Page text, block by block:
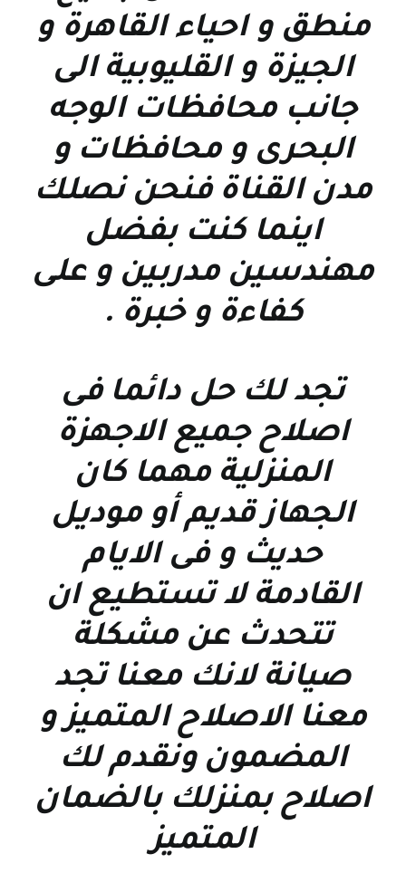
منطق و احياء القاهرة و
الجيزة و القليوبية الى
جانب محافظات الوجه
البحرى و محافظات و
مدن القناة فنحن نصلك
اينما كنت بفضل
مهندسين مدربين و على
كفاءة و خبرة .
تجد لك حل دائما فى
اصلاح جميع الاجهزة
المنزلية مهما كان
الجهاز قديم أو موديل
حديث و فى الايام
القادمة لا تستطيع ان
تتحدث عن مشكلة
صيانة لانك معنا تجد
معنا الاصلاح المتميز و
المضمون ونقدم لك
اصلاح بمنزلك بالضمان
المتميز